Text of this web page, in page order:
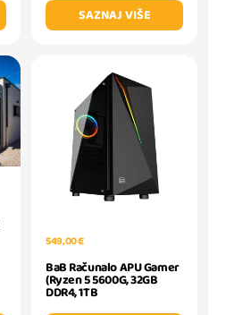
SAZNAJ VIŠE
549,00 €
BaB Računalo APU Gamer
(Ryzen 5 5600G, 32GB
DDR4, 1TB